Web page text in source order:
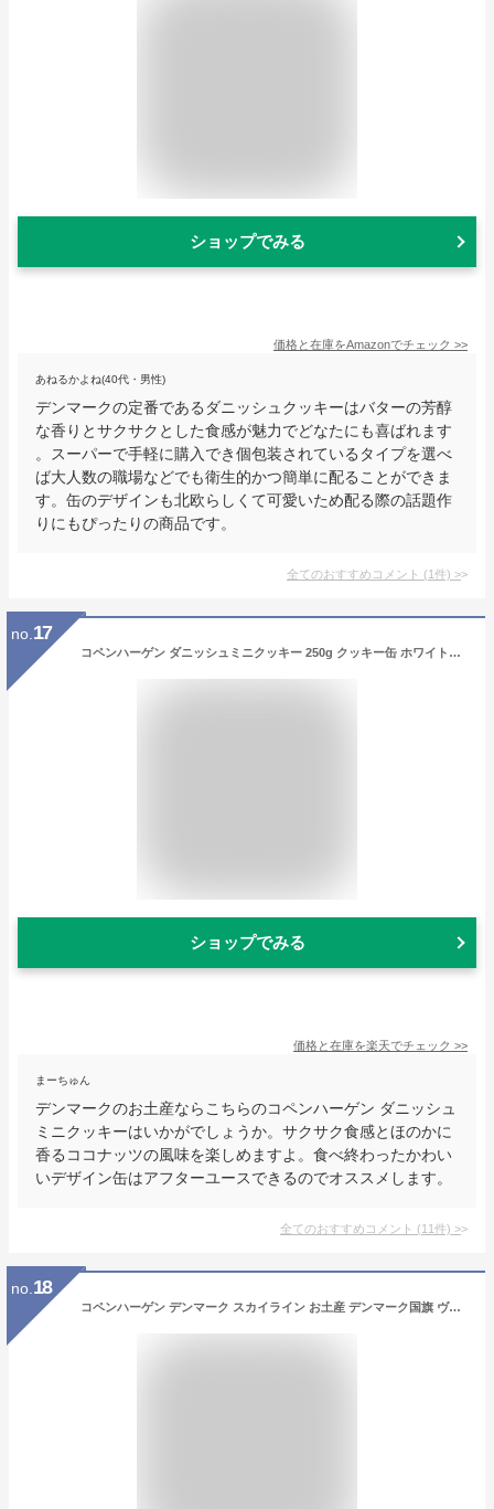
ショップでみる
価格と在庫をAmazonでチェック >>
あねるかよね(40代・男性)
デンマークの定番であるダニッシュクッキーはバターの芳醇
な香りとサクサクとした食感が魅力でどなたにも喜ばれます
。スーパーで手軽に購入でき個包装されているタイプを選べ
ば大人数の職場などでも衛生的かつ簡単に配ることができま
す。缶のデザインも北欧らしくて可愛いため配る際の話題作
りにもぴったりの商品です。
全てのおすすめコメント (1件) >
no. 17
コペンハーゲン ダニッシュミニクッキー 250g クッキー缶 ホワイトデー お返し お土産 デンマーク土産 デンマークみやげ
ショップでみる
価格と在庫を楽天でチェック >>
まーちゅん
デンマークのお土産ならこちらのコペンハーゲン ダニッシュ
ミニクッキーはいかがでしょうか。サクサク食感とほのかに
香るココナッツの風味を楽しめますよ。食べ終わったかわい
いデザイン缶はアフターユースできるのでオススメします。
全てのおすすめコメント (11件) >
no. 18
コペンハーゲン デンマーク スカイライン お土産 デンマーク国旗 ヴィンテージ Tシャツ